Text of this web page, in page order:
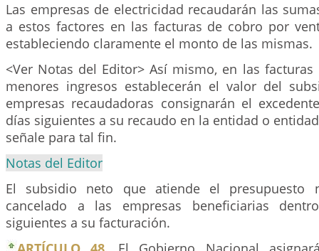
Las empresas de electricidad recaudarán las
a estos factores en las facturas de cobro por
estableciendo claramente el monto de las mismas.
<Ver Notas del Editor> Así mismo, en las
menores ingresos establecerán el valor del
empresas recaudadoras consignarán el
días siguientes a su recaudo en la entidad o
señale para tal fin.
Notas del Editor
El subsidio neto que atiende el presupuesto
cancelado a las empresas beneficiarias
siguientes a su facturación.